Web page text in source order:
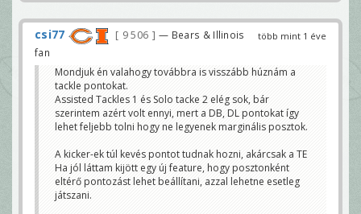
több mint 1 éve
csi77 9 506
— Bears & Illinois
fan
Mondjuk én valahogy továbbra is visszább húznám a
tackle pontokat.
Assisted Tackles 1 és Solo tacke 2 elég sok, bár
szerintem azért volt ennyi, mert a DB, DL pontokat így
lehet feljebb tolni hogy ne legyenek marginális posztok.
A kicker-ek túl kevés pontot tudnak hozni, akárcsak a TE
Ha jól láttam kijött egy új feature, hogy posztonként
eltérő pontozást lehet beállítani, azzal lehetne esetleg
játszani.